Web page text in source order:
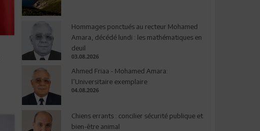
Hommages ponctués au recteur Mohamed
Amara, décédé lundi : les mathématiques en
deuil
03.08.2026
Ahmed Friaa - Mohamed Amara:
l’Universitaire exemplaire
04.08.2026
Chiens errants : concilier sécurité publique et
bien-être animal